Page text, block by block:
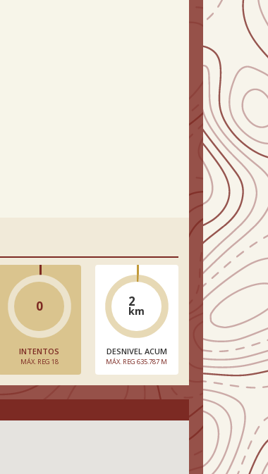
0
INTENTOS
MÁX. REG 18
2
km
DESNIVEL ACUM
MÁX. REG 635.787 M